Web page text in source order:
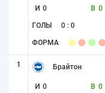
И 0 В 0
ГОЛЫ 0 : 0
ФОРМА
1 Брайтон
И 0 В 0